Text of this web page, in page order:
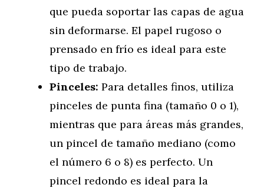
que pueda soportar las capas de agua
sin deformarse. El papel rugoso o
prensado en frío es ideal para este
tipo de trabajo.
Pinceles: Para detalles finos, utiliza
pinceles de punta fina (tamaño 0 o 1),
mientras que para áreas más grandes,
un pincel de tamaño mediano (como
el número 6 o 8) es perfecto. Un
pincel redondo es ideal para la